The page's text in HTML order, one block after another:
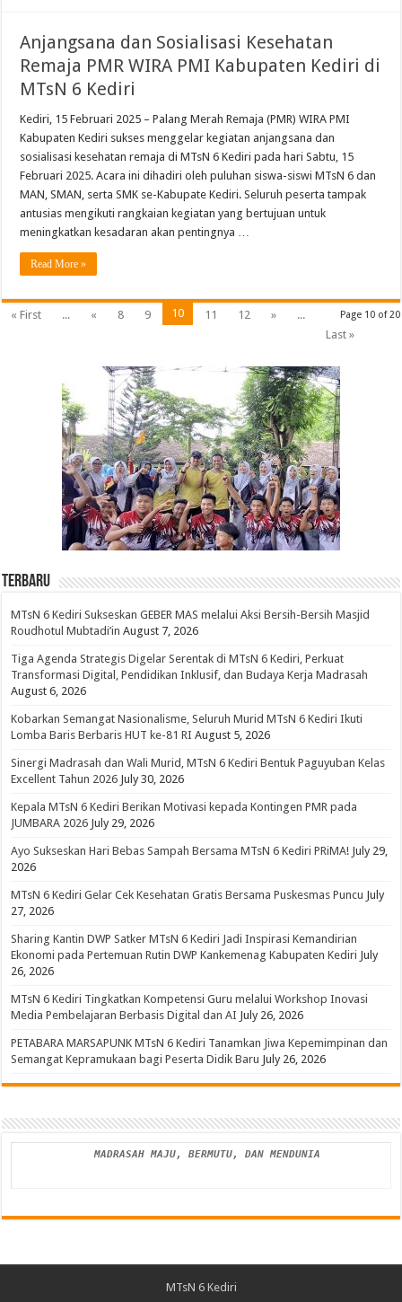
Anjangsana dan Sosialisasi Kesehatan
Remaja PMR WIRA PMI Kabupaten Kediri di
MTsN 6 Kediri
Kediri, 15 Februari 2025 – Palang Merah Remaja (PMR) WIRA PMI
Kabupaten Kediri sukses menggelar kegiatan anjangsana dan
sosialisasi kesehatan remaja di MTsN 6 Kediri pada hari Sabtu, 15
Februari 2025. Acara ini dihadiri oleh puluhan siswa-siswi MTsN 6 dan
MAN, SMAN, serta SMK se-Kabupate Kediri. Seluruh peserta tampak
antusias mengikuti rangkaian kegiatan yang bertujuan untuk
meningkatkan kesadaran akan pentingnya …
Read More »
Page 10 of 20
« First ... « 8 9 10 11 12 »
...
Last »
Terbaru
MTsN 6 Kediri Sukseskan GEBER MAS melalui Aksi Bersih-Bersih Masjid
Roudhotul Mubtadi’in August 7, 2026
Tiga Agenda Strategis Digelar Serentak di MTsN 6 Kediri, Perkuat
Transformasi Digital, Pendidikan Inklusif, dan Budaya Kerja Madrasah
August 6, 2026
Kobarkan Semangat Nasionalisme, Seluruh Murid MTsN 6 Kediri Ikuti
Lomba Baris Berbaris HUT ke-81 RI August 5, 2026
Sinergi Madrasah dan Wali Murid, MTsN 6 Kediri Bentuk Paguyuban Kelas
Excellent Tahun 2026 July 30, 2026
Kepala MTsN 6 Kediri Berikan Motivasi kepada Kontingen PMR pada
JUMBARA 2026 July 29, 2026
Ayo Sukseskan Hari Bebas Sampah Bersama MTsN 6 Kediri PRiMA! July 29,
2026
MTsN 6 Kediri Gelar Cek Kesehatan Gratis Bersama Puskesmas Puncu July
27, 2026
Sharing Kantin DWP Satker MTsN 6 Kediri Jadi Inspirasi Kemandirian
Ekonomi pada Pertemuan Rutin DWP Kankemenag Kabupaten Kediri July
26, 2026
MTsN 6 Kediri Tingkatkan Kompetensi Guru melalui Workshop Inovasi
Media Pembelajaran Berbasis Digital dan AI July 26, 2026
PETABARA MARSAPUNK MTsN 6 Kediri Tanamkan Jiwa Kepemimpinan dan
Semangat Kepramukaan bagi Peserta Didik Baru July 26, 2026
MADRASAH MAJU, BERMUTU, DAN MENDUNIA
MTsN 6 Kediri